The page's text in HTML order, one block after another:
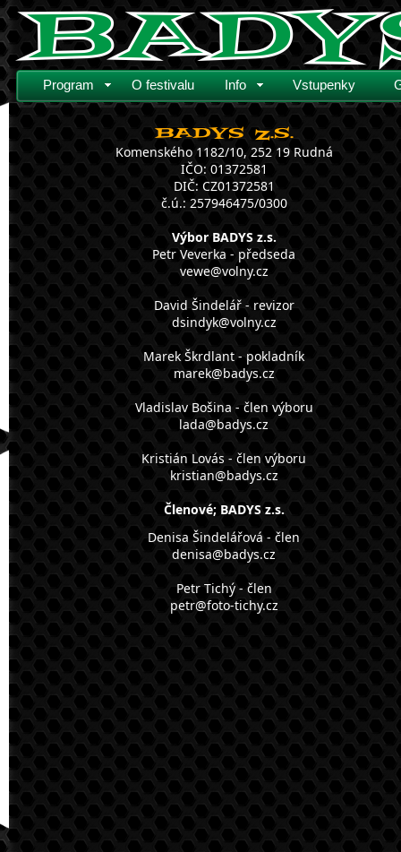
Program O festivalu Info Vstupenky
BADYS z.s.
Komenského 1182/10, 252 19 Rudná
IČO: 01372581
DIČ: CZ01372581
č.ú.: 257946475/0300
Výbor BADYS z.s.
Petr Veverka - předseda
vewe@volny.cz
David Šindelář - revizor
dsindyk@volny.cz
Marek Škrdlant - pokladník
marek@badys.cz
Vladislav Bošina - člen výboru
lada@badys.cz
Kristián Lovás - člen výboru
kristian@badys.cz
Členové; BADYS z.s.
Denisa Šindelářová - člen
denisa@badys.cz
Petr Tichý - člen
petr@foto-tichy.cz